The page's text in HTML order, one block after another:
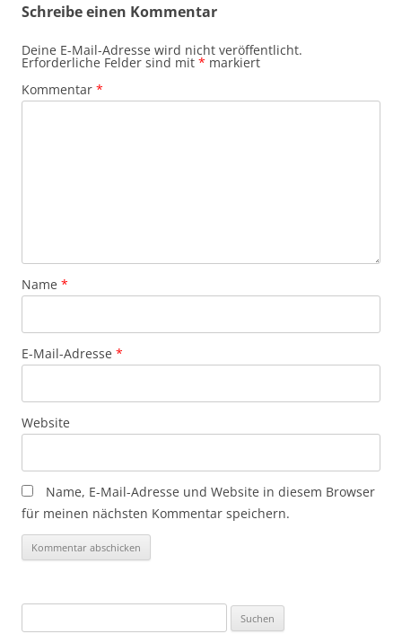
Schreibe einen Kommentar
Deine E-Mail-Adresse wird nicht veröffentlicht.
Erforderliche Felder sind mit * markiert
Kommentar *
Name *
E-Mail-Adresse *
Website
Name, E-Mail-Adresse und Website in diesem Browser
für meinen nächsten Kommentar speichern.